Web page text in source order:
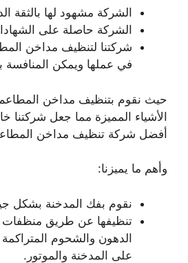
الشركة مشهود لها بالثقة
الشركة حاصلة على
شركتنا لتنظيف مداخن
في عملها ويمكن
حيث نقوم بتنظيف مداخن
الأشياء المميزة مما جعل شركتنا
أفضل شركة تنظيف مداخن
وأهم ما يميزنا:
نقوم بفك المدخنة بشكل
تنظيفها عن طريق منظفات
الدهون والشحوم المتراكمة
على المدخنة والموتور.